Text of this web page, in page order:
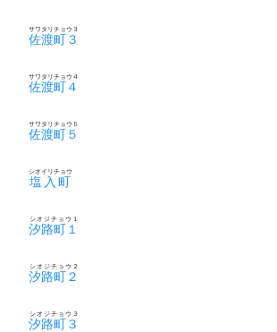
佐渡町３
サワタリチョウ３
佐渡町４
サワタリチョウ４
佐渡町５
サワタリチョウ５
塩入町
シオイリチョウ
汐路町１
シオジチョウ１
汐路町２
シオジチョウ２
汐路町３
シオジチョウ３